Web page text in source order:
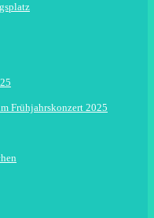
Frühjahrskonzert 2025